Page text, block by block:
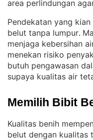
area perlindungan
Pendekatan yang
belut tanpa lumpur.
menjaga kebersihan
menekan risiko
butuh pengawasan
supaya kualitas air
Memilih Bibit
Kualitas benih
belut dengan